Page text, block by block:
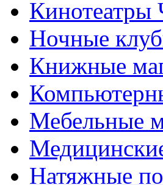
Кинотеатры
Ночные
Книжные
Мебельные
Натяжные